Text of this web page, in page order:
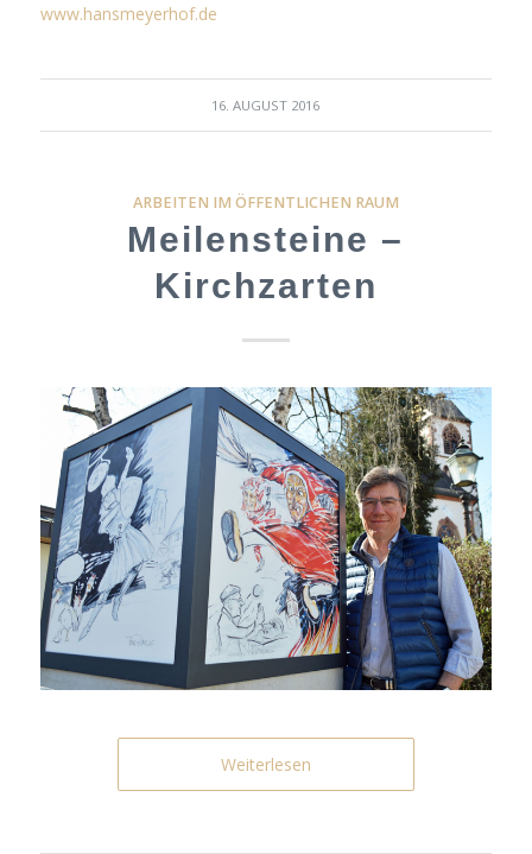
www.hansmeyerhof.de
16. AUGUST 2016
ARBEITEN IM ÖFFENTLICHEN RAUM
Meilensteine –
Kirchzarten
Weiterlesen